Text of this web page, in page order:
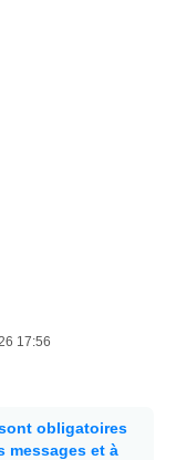
17:56
obligatoires
messages et à